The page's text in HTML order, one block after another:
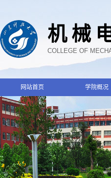
机械
COLLEGE OF
网站首页 学院概况